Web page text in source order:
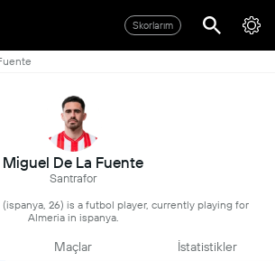
Skorlarım
Miguel De La Fuente
Santrafor
26) is a futbol player, currently playing for
Almeria in ispanya.
Maçlar İstatistikler